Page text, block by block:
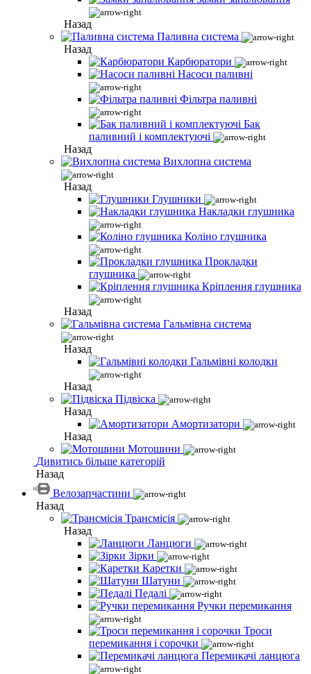
Назад
Паливна система
Назад
Карбюратори
Насоси паливні
Фільтра паливні
Бак
паливний і комплектуючі
Назад
Вихлопна система
Назад
Глушники
Накладки глушника
Коліно глушника
Прокладки
глушника
Кріплення глушника
Назад
Гальмівна система
Назад
Гальмівні колодки
Назад
Підвіска
Назад
Амортизатори
Назад
Мотошини
Дивитись більше категорій
Назад
Велозапчастини
Назад
Трансмісія
Назад
Ланцюги
Зірки
Каретки
Шатуни
Педалі
Ручки перемикання
Троси
перемикання і сорочки
Перемикачі ланцюга